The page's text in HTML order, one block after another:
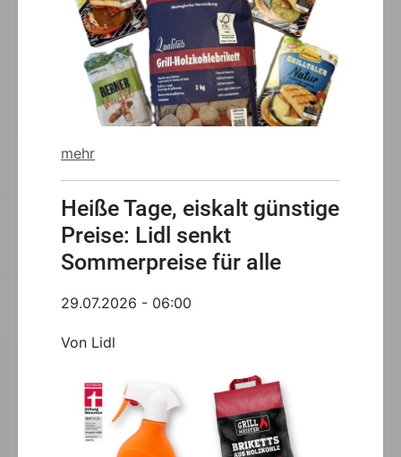
mehr
Heiße Tage, eiskalt günstige
Preise: Lidl senkt
Sommerpreise für alle
29.07.2026 - 06:00
Von Lidl